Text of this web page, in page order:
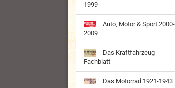
1999
Auto, Motor & Sport 2000-
2009
Das Kraftfahrzeug
Fachblatt
Das Motorrad 1921-1943